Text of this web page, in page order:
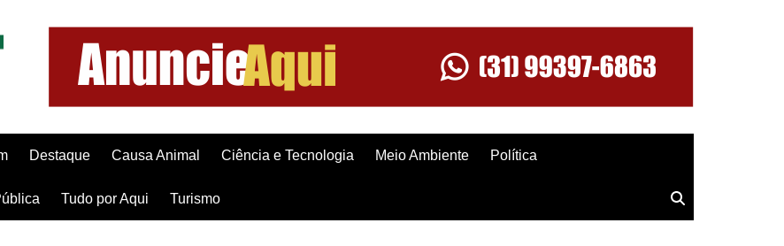
Destaque Causa Animal Ciência e Tecnologia Meio Ambiente Política
Tudo por Aqui Turismo